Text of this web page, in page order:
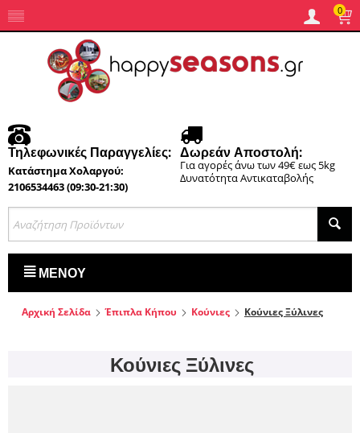
0
Τηλεφωνικές Παραγγελίες:
Κατάστημα Χολαργού:
2106534463 (09:30-21:30)
Δωρεάν Αποστολή:
Για αγορές άνω των 49€ εως 5kg
Δυνατότητα Αντικαταβολής
ΜΕΝΟΎ
Αρχική Σελίδα Έπιπλα Κήπου Κούνιες Κούνιες Ξύλινες
Κούνιες Ξύλινες